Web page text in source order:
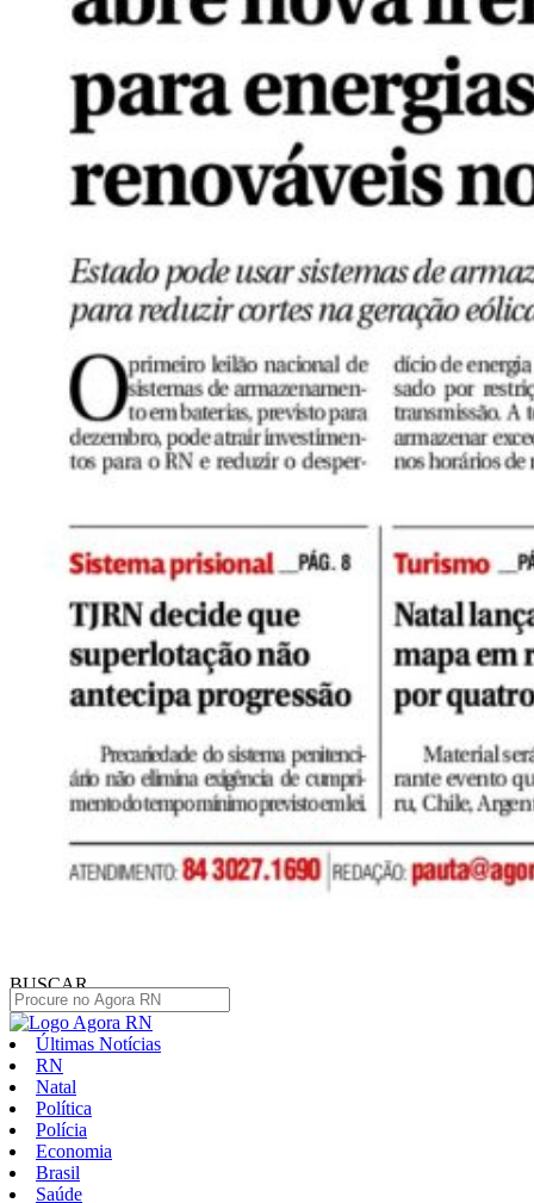
BUSCAR
Últimas Notícias
RN
Natal
Política
Polícia
Economia
Brasil
Saúde